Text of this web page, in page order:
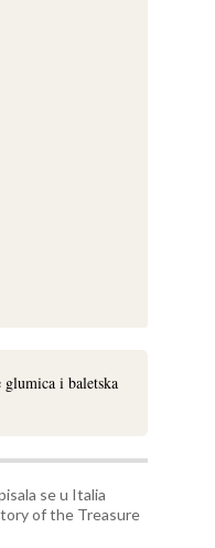
i baletska
se u Italia
of the Treasure